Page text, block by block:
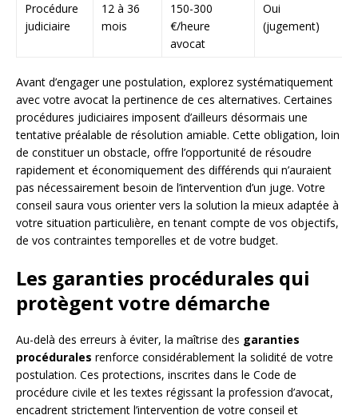
Procédure
judiciaire
12 à 36
mois
150-300
€/heure
avocat
Oui
(jugement)
Avant d’engager une postulation, explorez systématiquement
avec votre avocat la pertinence de ces alternatives. Certaines
procédures judiciaires imposent d’ailleurs désormais une
tentative préalable de résolution amiable. Cette obligation, loin
de constituer un obstacle, offre l’opportunité de résoudre
rapidement et économiquement des différends qui n’auraient
pas nécessairement besoin de l’intervention d’un juge. Votre
conseil saura vous orienter vers la solution la mieux adaptée à
votre situation particulière, en tenant compte de vos objectifs,
de vos contraintes temporelles et de votre budget.
Les garanties procédurales qui
protègent votre démarche
Au-delà des erreurs à éviter, la maîtrise des garanties
procédurales renforce considérablement la solidité de votre
postulation. Ces protections, inscrites dans le Code de
procédure civile et les textes régissant la profession d’avocat,
encadrent strictement l’intervention de votre conseil et